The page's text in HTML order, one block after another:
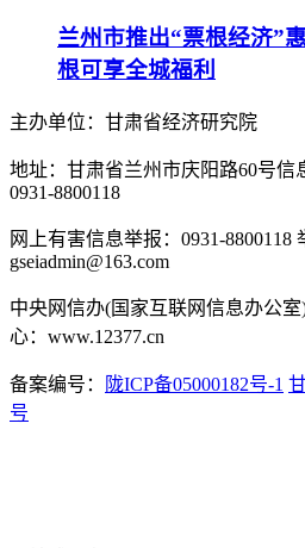
兰州市推出“票根经济”
根可享全城福利
主办单位：甘肃省经济研究院
地址：甘肃省兰州市庆阳路60号信
0931-8800118
网上有害信息举报：0931-8800118
gseiadmin@163.com
中央网信办(国家互联网信息办公
心：www.12377.cn
备案编号： 陇ICP备05000182号-1
号